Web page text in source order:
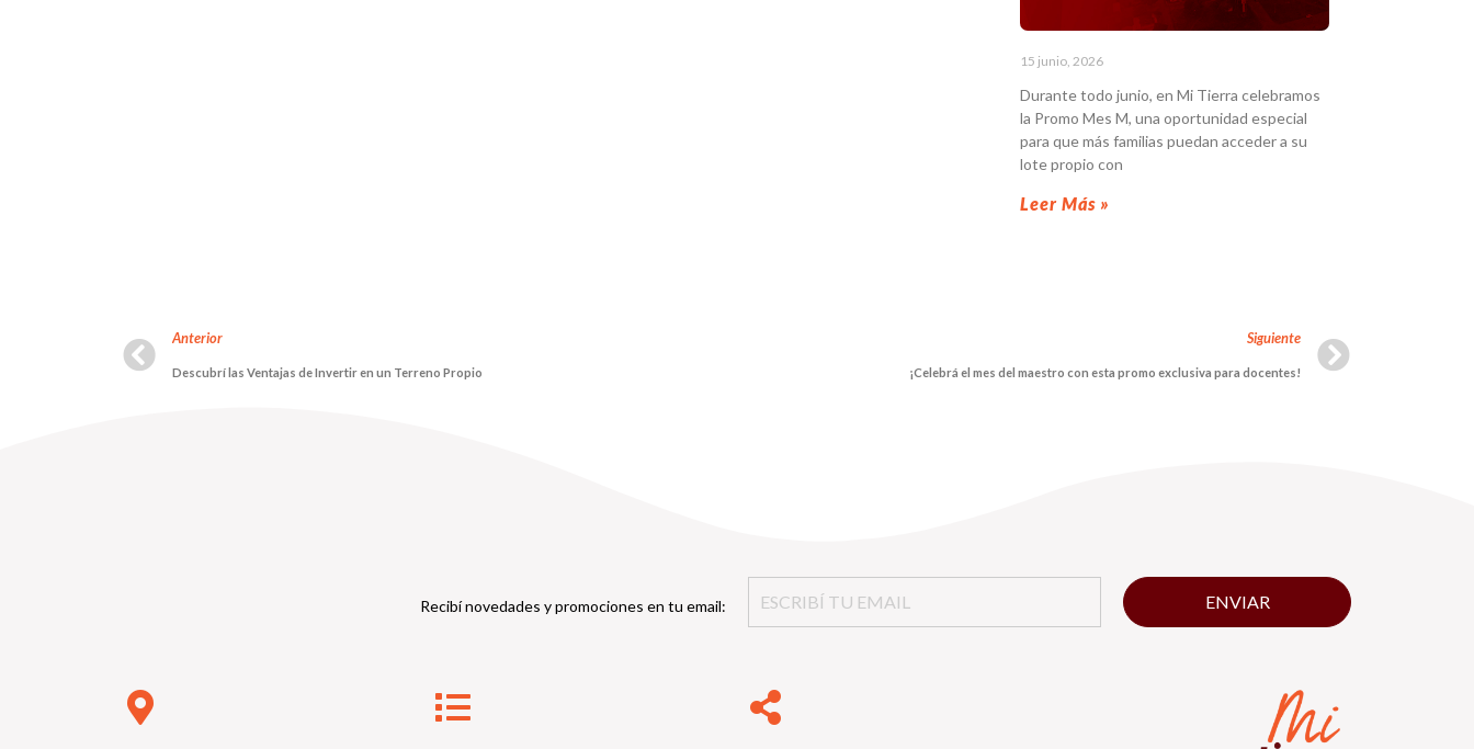
15 junio, 2026
Durante todo junio, en Mi Tierra celebramos
la Promo Mes M, una oportunidad especial
para que más familias puedan acceder a su
lote propio con
Leer Más »
Anterior
Descubrí las Ventajas de Invertir en un Terreno Propio
Siguiente
¡Celebrá el mes del maestro con esta promo exclusiva para docentes!
Recibí novedades y promociones en tu email: ENVIAR